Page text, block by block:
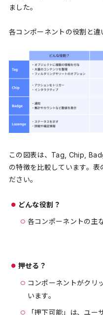
ました。
各コンポーネントの役割と違
この図表は、Tag, Chip,
の特徴を比較しています。
ださい。
どんな役割？
各コンポーネントの主
押せる？
コンポーネントがクリ
います。
「押下可能」は、ユ